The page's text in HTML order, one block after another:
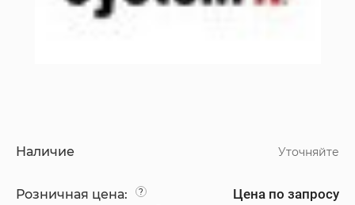
Наличие Уточняйте
Розничная цена: ? Цена по запросу